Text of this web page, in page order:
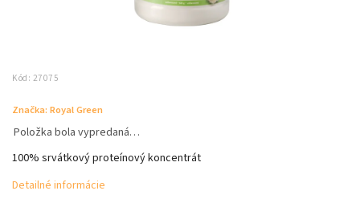
Kód: 27075
Značka: Royal Green
Položka bola vypredaná…
100% srvátkový proteínový koncentrát
Detailné informácie